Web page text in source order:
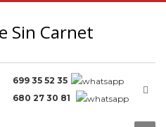
699 35 52 35
680 27 30 81